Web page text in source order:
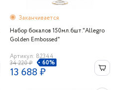
Заканчивается
Набор бокалов 150мл.6шт."Allegro
Golden Embossed"
Артикул: 82344
34 220 ₽
60%
13 688 ₽